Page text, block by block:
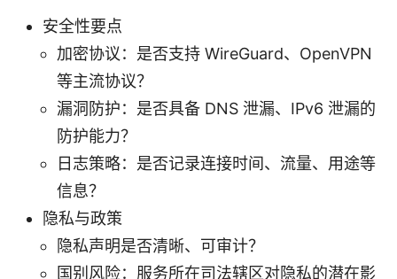
安全性要点
加密协议：是否支持 WireGuard、OpenVPN
等主流协议？
漏洞防护：是否具备 DNS 泄漏、IPv6 泄漏的
防护能力？
日志策略：是否记录连接时间、流量、用途等
信息？
隐私与政策
隐私声明是否清晰、可审计？
国别风险：服务所在司法辖区对隐私的潜在影